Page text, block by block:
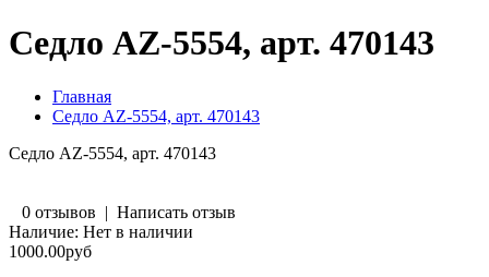
Седло AZ-5554, арт. 470143
Главная
Седло AZ-5554, арт. 470143
Седло AZ-5554, арт. 470143
0 отзывов | Написать отзыв
Наличие: Нет в наличии
1000.00руб